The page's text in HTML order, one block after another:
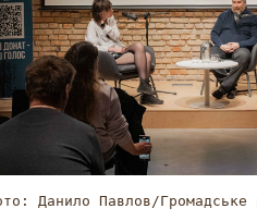
Данило Павлов/Громадське